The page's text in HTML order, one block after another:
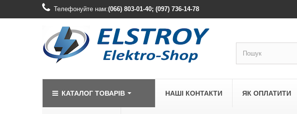
Телефонуйте нам:(066) 803-01-40; (097) 736-14-78
КАТАЛОГ ТОВАРІВ НАШІ КОНТАКТИ ЯК ОПЛАТИТИ